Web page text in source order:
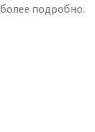
более подробно.